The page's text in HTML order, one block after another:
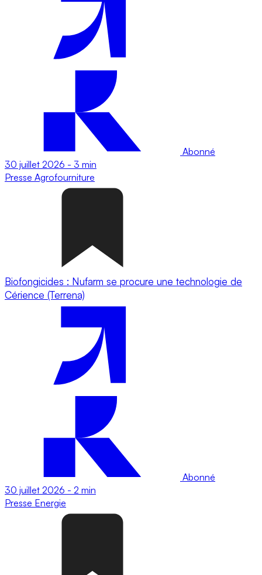
Abonné
30 juillet 2026 - 3 min
Presse Agrofourniture
Biofongicides : Nufarm se procure une technologie de
Cérience (Terrena)
Abonné
30 juillet 2026 - 2 min
Presse Energie